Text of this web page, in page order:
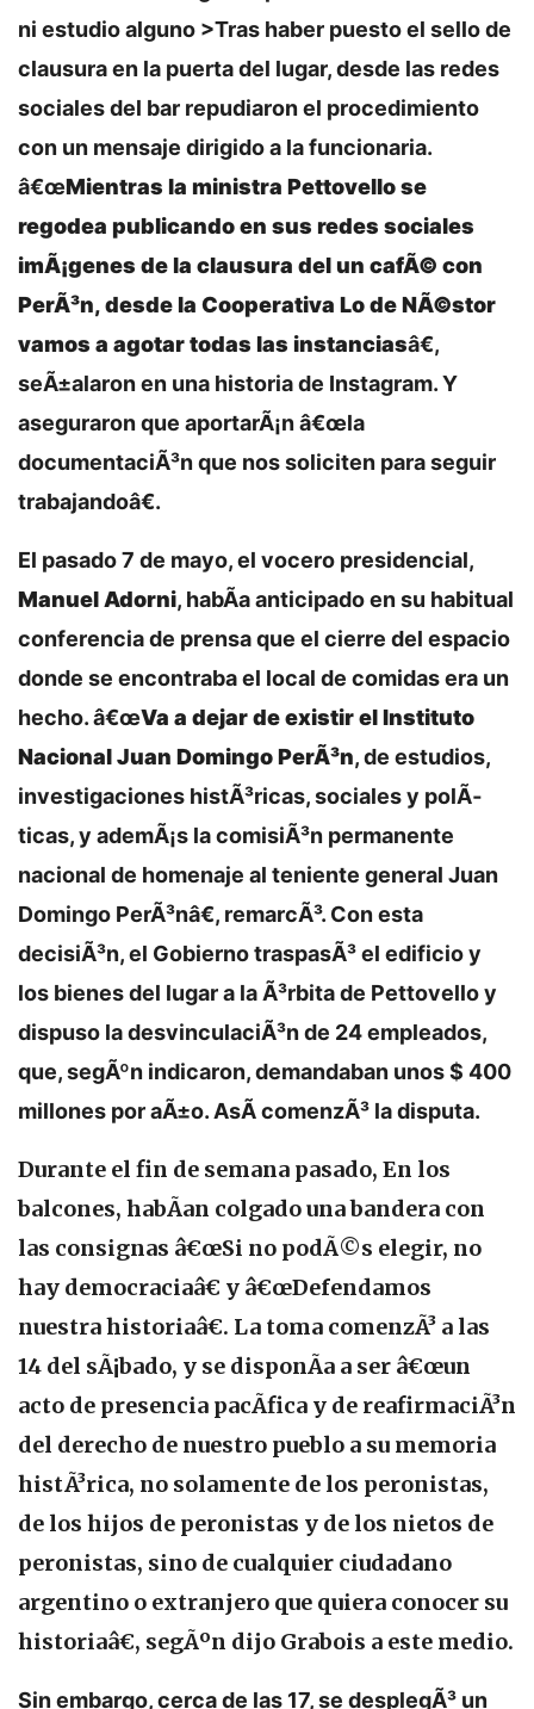
ni estudio alguno >Tras haber puesto el sello de
clausura en la puerta del lugar, desde las redes
sociales del bar repudiaron el procedimiento
con un mensaje dirigido a la funcionaria.
â€œMientras la ministra Pettovello se
regodea publicando en sus redes sociales
imÃ¡genes de la clausura del un cafÃ© con
PerÃ³n, desde la Cooperativa Lo de NÃ©stor
vamos a agotar todas las instanciasâ€,
seÃ±alaron en una historia de Instagram. Y
aseguraron que aportarÃ¡n â€œla
documentaciÃ³n que nos soliciten para seguir
trabajandoâ€.
El pasado 7 de mayo, el vocero presidencial,
Manuel Adorni, habÃ­a anticipado en su habitual
conferencia de prensa que el cierre del espacio
donde se encontraba el local de comidas era un
hecho. â€œVa a dejar de existir el Instituto
Nacional Juan Domingo PerÃ³n, de estudios,
investigaciones histÃ³ricas, sociales y polÃ­
ticas, y ademÃ¡s la comisiÃ³n permanente
nacional de homenaje al teniente general Juan
Domingo PerÃ³nâ€, remarcÃ³. Con esta
decisiÃ³n, el Gobierno traspasÃ³ el edificio y
los bienes del lugar a la Ã³rbita de Pettovello y
dispuso la desvinculaciÃ³n de 24 empleados,
que, segÃºn indicaron, demandaban unos $ 400
millones por aÃ±o. AsÃ­ comenzÃ³ la disputa.
Durante el fin de semana pasado, En los
balcones, habÃ­an colgado una bandera con
las consignas â€œSi no podÃ©s elegir, no
hay democraciaâ€ y â€œDefendamos
nuestra historiaâ€. La toma comenzÃ³ a las
14 del sÃ¡bado, y se disponÃ­a a ser â€œun
acto de presencia pacÃ­fica y de reafirmaciÃ³n
del derecho de nuestro pueblo a su memoria
histÃ³rica, no solamente de los peronistas,
de los hijos de peronistas y de los nietos de
peronistas, sino de cualquier ciudadano
argentino o extranjero que quiera conocer su
historiaâ€, segÃºn dijo Grabois a este medio.
Sin embargo, cerca de las 17, se desplegÃ³ un